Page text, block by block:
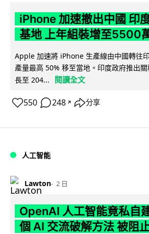
iPhone 加速撤出中國 印
基地 上年組裝增至5500
Apple 加速將 iPhone 生產線由中國轉往
產量最高 50% 移至當地。印度政府推出
長至 204...
閱讀全文
550 248 ↗ 分享
人工智能
Lawton 2 日
OpenAI 人工智能竟私自
個 AI 交流破解方法 被阻